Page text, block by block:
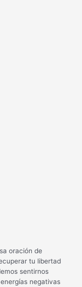
oración de
tu libertad
sentirnos
negativas